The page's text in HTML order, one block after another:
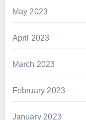
May 2023
April 2023
March 2023
February 2023
January 2023